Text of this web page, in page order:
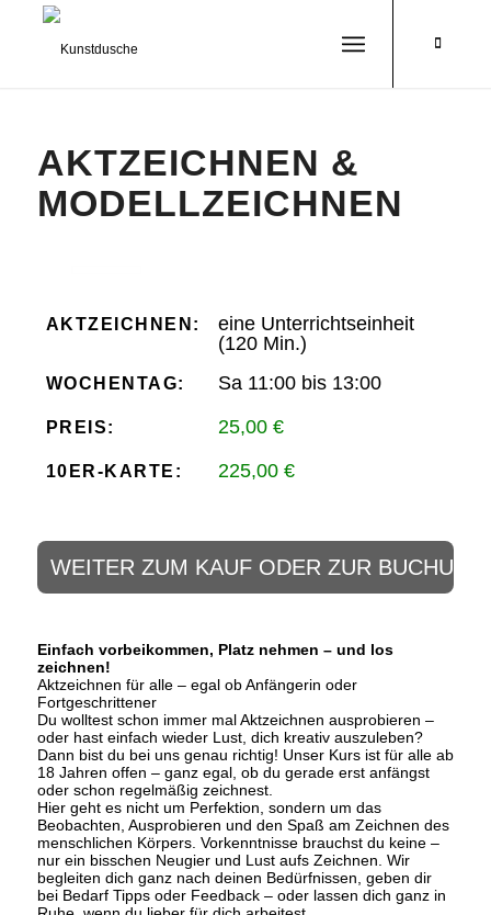
AKTZEICHNEN &
MODELLZEICHNEN
AKTZEICHNEN:
eine Unterrichtseinheit
(120 Min.)
WOCHENTAG: Sa 11:00 bis 13:00
PREIS: 25,00 €
10ER-KARTE: 225,00 €
WEITER ZUM KAUF ODER ZUR BUCHUNG
Einfach vorbeikommen, Platz nehmen – und los
zeichnen!
Aktzeichnen für alle – egal ob Anfängerin oder
Fortgeschrittener
Du wolltest schon immer mal Aktzeichnen ausprobieren –
oder hast einfach wieder Lust, dich kreativ auszuleben?
Dann bist du bei uns genau richtig! Unser Kurs ist für alle ab
18 Jahren offen – ganz egal, ob du gerade erst anfängst
oder schon regelmäßig zeichnest.
Hier geht es nicht um Perfektion, sondern um das
Beobachten, Ausprobieren und den Spaß am Zeichnen des
menschlichen Körpers. Vorkenntnisse brauchst du keine –
nur ein bisschen Neugier und Lust aufs Zeichnen. Wir
begleiten dich ganz nach deinen Bedürfnissen, geben dir
bei Bedarf Tipps oder Feedback – oder lassen dich ganz in